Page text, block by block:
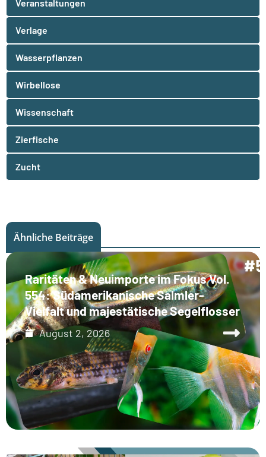
Veranstaltungen
Verlage
Wasserpflanzen
Wirbellose
Wissenschaft
Zierfische
Zucht
Ähnliche Beiträge
Raritäten & Neuimporte im Fokus Vol.
554: Südamerikanische Salmler-
Vielfalt und majestätische Segelflosser
August 2, 2026